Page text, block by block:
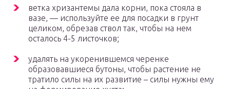
ветка хризантемы дала корни, пока стояла в
вазе, — используйте ее для посадки в грунт
целиком, обрезав ствол так, чтобы на нем
осталось 4-5 листочков;
удалять на укоренившемся черенке
образовавшиеся бутоны, чтобы растение не
тратило силы на их развитие – силы нужны ему